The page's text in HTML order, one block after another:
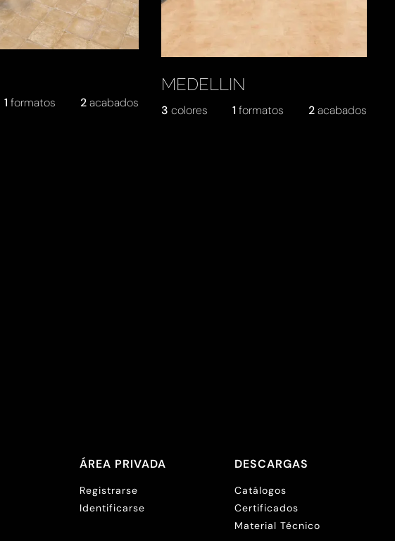
1 formatos 2acabados
MEDELLIN
3 colores 1 formatos 2acabados
ÁREA PRIVADA
Registrarse
Identificarse
DESCARGAS
Catálogos
Certificados
Material Técnico